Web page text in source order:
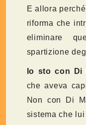
E allora
riforma che
eliminare
spartizione
Io sto con Di
che aveva
Non con Di
sistema che